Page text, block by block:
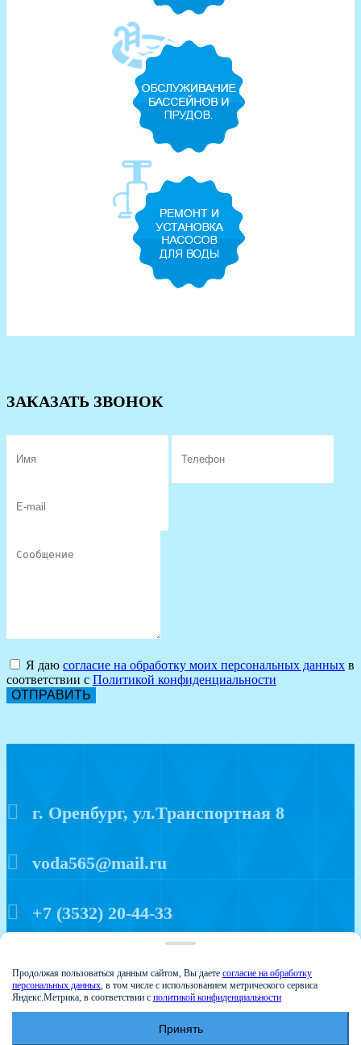
ЗАКАЗАТЬ ЗВОНОК
Я даю согласие на обработку моих персональных данных в
соответствии с Политикой конфиденциальности
ОТПРАВИТЬ
г. Оренбург, ул.Транспортная 8
voda565@mail.ru
+7 (3532) 20-44-33
Продолжая пользоваться данным сайтом, Вы даете согласие на обработку
персональных данных, в том числе с использованием метрического сервиса
Яндекс.Метрика, в соответствии с политикой конфиденциальности
Принять